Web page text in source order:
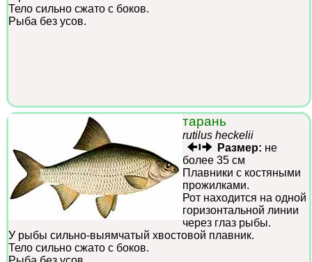
Тело сильно сжато с боков.
Рыба без усов.
тарань
rutilus heckelii
Размер: не
более 35 см
Плавники с костяными
прожилками.
Рот находится на одной
горизонтальной линии
через глаз рыбы.
У рыбы сильно-выямчатый хвостовой плавник.
Тело сильно сжато с боков.